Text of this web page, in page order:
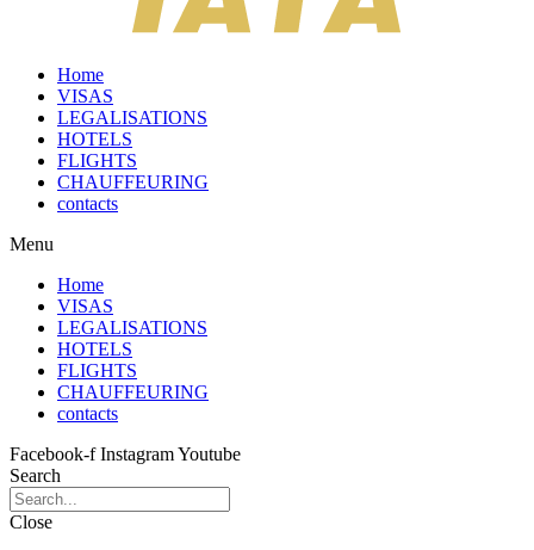
Home
VISAS
LEGALISATIONS
HOTELS
FLIGHTS
CHAUFFEURING
contacts
Menu
Home
VISAS
LEGALISATIONS
HOTELS
FLIGHTS
CHAUFFEURING
contacts
Facebook-f InstagramYoutube
Search
Close